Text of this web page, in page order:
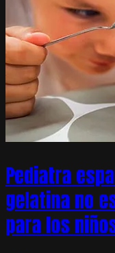
Pediatra
gelatina no
para los